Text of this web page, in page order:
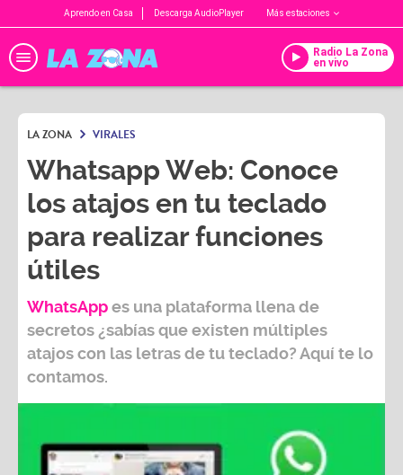
Aprendo en Casa Descarga AudioPlayer Más estaciones
Radio La Zona
en vivo
LA ZONA VIRALES
Whatsapp Web: Conoce
los atajos en tu teclado
para realizar funciones
útiles
WhatsAppes una plataforma llena de
secretos ¿sabías que existen múltiples
atajos con las letras de tu teclado?Aquí te lo
contamos.